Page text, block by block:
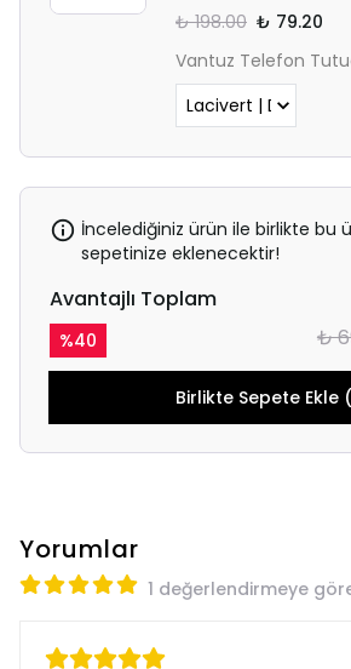
₺ 198.00 ₺ 79.20
Vantuz Telefon
İncelediğiniz ürün ile birlikte bu
sepetinize eklenecektir!
Avantajlı Toplam
%40 ₺
Birlikte Sepete Ekle
Yorumlar
1 değerlendirmeye